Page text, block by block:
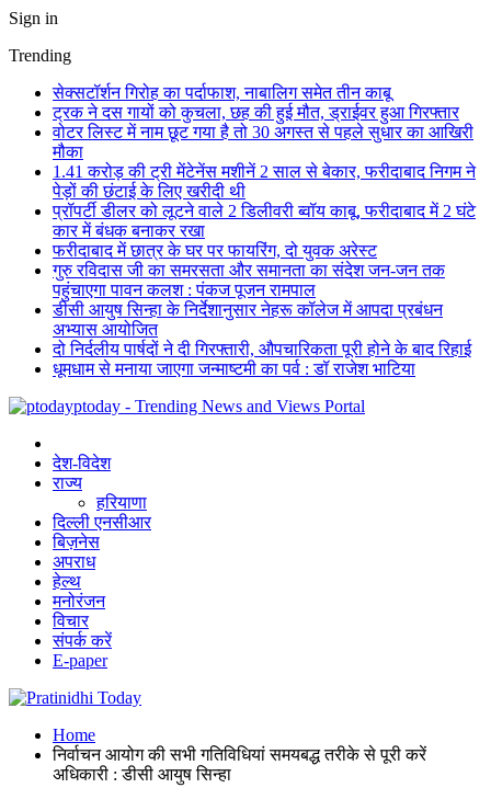
Sign in
Trending
सेक्सटॉर्शन गिरोह का पर्दाफाश, नाबालिग समेत तीन काबू
ट्रक ने दस गायों को कुचला, छह की हुई मौत, ड्राईवर हुआ गिरफ्तार
वोटर लिस्ट में नाम छूट गया है तो 30 अगस्त से पहले सुधार का आखिरी
मौका
1.41 करोड़ की ट्री मेंटेनेंस मशीनें 2 साल से बेकार, फरीदाबाद निगम ने
पेड़ों की छंटाई के लिए खरीदी थी
प्रॉपर्टी डीलर को लूटने वाले 2 डिलीवरी ब्वॉय काबू, फरीदाबाद में 2 घंटे
कार में बंधक बनाकर रखा
फरीदाबाद में छात्र के घर पर फायरिंग, दो युवक अरेस्ट
गुरु रविदास जी का समरसता और समानता का संदेश जन-जन तक
पहुंचाएगा पावन कलश : पंकज पूजन रामपाल
डीसी आयुष सिन्हा के निर्देशानुसार नेहरू कॉलेज में आपदा प्रबंधन
अभ्यास आयोजित
दो निर्दलीय पार्षदों ने दी गिरफ्तारी, औपचारिकता पूरी होने के बाद रिहाई
धूमधाम से मनाया जाएगा जन्माष्टमी का पर्व : डॉ राजेश भाटिया
ptoday - Trending News and Views Portal
देश-विदेश
राज्य
हरियाणा
दिल्ली एनसीआर
बिज़नेस
अपराध
हेल्थ
मनोरंजन
विचार
संपर्क करें
E-paper
Home
निर्वाचन आयोग की सभी गतिविधियां समयबद्ध तरीके से पूरी करें
अधिकारी : डीसी आयुष सिन्हा